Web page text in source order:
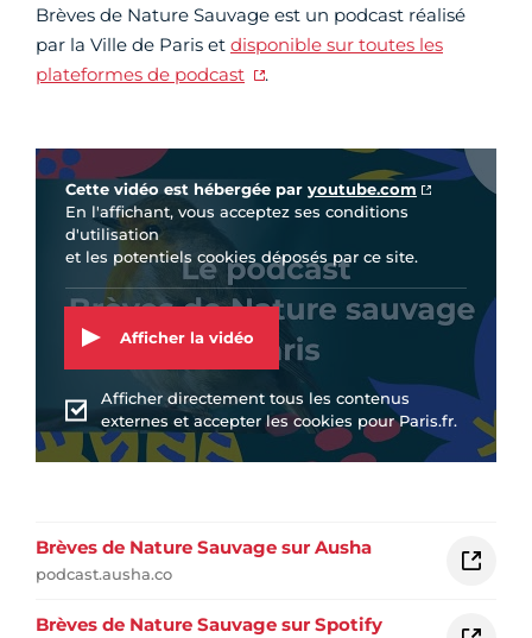
Brèves de Nature Sauvage est un podcast réalisé
par la Ville de Paris et disponible sur toutes les
plateformes de podcast
.
Vidéo Youtube
Cette vidéo est hébergée par youtube.com
En l'affichant, vous acceptez ses conditions
d'utilisation
et les potentiels cookies déposés par ce site.
Afficher la vidéo
Afficher directement tous les contenus
externes et accepter les cookies pour Paris.fr.
Brèves de Nature Sauvage sur Ausha
podcast.ausha.co
Brèves de Nature Sauvage sur Spotify